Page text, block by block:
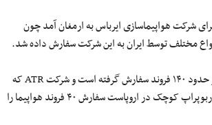
شرکت هواپیماسازی ایرباس به ارمغان آمد چون
بویینگ رقیب ایرباس نیز حدود ۱۴۰ فروند سفارش گرفته است و شرکت ATR که
سازنده‎ی هواپیماهای توربوپراپ کوچک در اروپاست سفارش ۴۰ فروند هواپیما را